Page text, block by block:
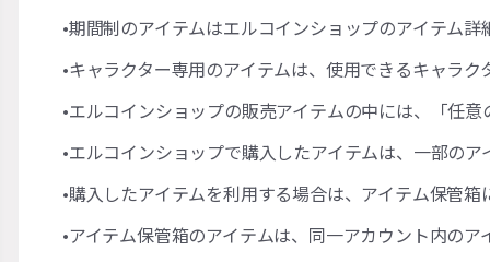
•期間制のアイテムはエルコインショップのアイテム
•キャラクター専用のアイテムは、使用できるキャラ
•エルコインショップの販売アイテムの中には、「任
•エルコインショップで購入したアイテムは、一部の
•購入したアイテムを利用する場合は、アイテム保管
•アイテム保管箱のアイテムは、同一アカウント内の